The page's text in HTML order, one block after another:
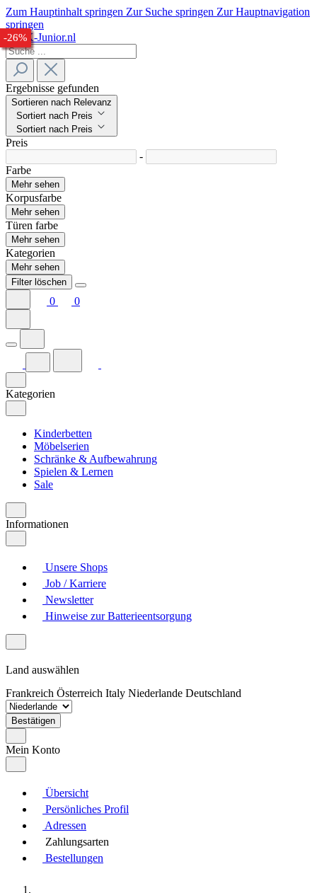
Zum Hauptinhalt springen Zur Suche springen Zur Hauptnavigation
springen
Ergebnisse gefunden
Sortieren nach Relevanz
Sortiert nach Preis
Sortiert nach Preis
Preis
-
Farbe
Mehr sehen
Korpusfarbe
Mehr sehen
Türen farbe
Mehr sehen
Kategorien
Mehr sehen
Filter löschen
0 0
Kategorien
Kinderbetten
Möbelserien
Schränke & Aufbewahrung
Spielen & Lernen
Sale
Informationen
Unsere Shops
Job / Karriere
Newsletter
Hinweise zur Batterieentsorgung
Land auswählen
Frankreich Österreich Italy Niederlande Deutschland
Bestätigen
Mein Konto
Übersicht
Persönliches Profil
Adressen
Zahlungsarten
Bestellungen
-28%
-25%
-26%
-28%
-28%
-26%